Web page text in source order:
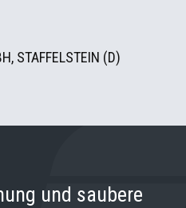
STAFFELSTEIN (D)
und saubere